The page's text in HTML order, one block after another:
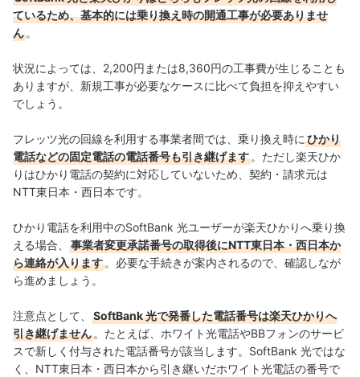
ているため、基本的には乗り換え時の開通工事が必要ありませ
ん 。
状況によっては、2,200円または8,360円の工事費が生じることも
ありますが、新規工事が必要なケースに比べて負担を抑えやすい
でしょう。
フレッツ光の回線を利用する事業者間では、乗り換え時に ひかり
電話などの固定電話の電話番号も引き継げます 。ただし楽天ひか
りはひかり電話の契約に対応していないため、契約・請求元は
NTT東日本・西日本です。
ひかり電話を利用中のSoftBank 光ユーザーが楽天ひかりへ乗り換
える場合、
事業者変更承諾番号の取得後にNTT東日本・西日本か
ら連絡が入ります 。必要な手続きが案内されるので、確認しなが
ら進めましょう。
注意点として、
SoftBank 光で発番した電話番号は楽天ひかりへ
引き継げません 。たとえば、ホワイト光電話やBBフォンのサービ
スで新しく付与された電話番号が該当します。SoftBank 光ではな
く、NTT東日本・西日本から引き継いだホワイト光電話の番号で